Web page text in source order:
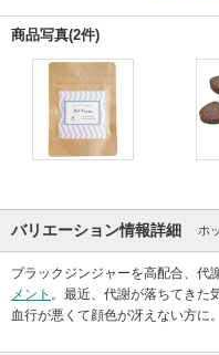
商品写真(2件)
バリエーション情報詳細 ホ
ブラックジンジャーを高配合、代
メント 。最近、代謝が落ちてきた
血行が悪くて顔色が冴えない方に。